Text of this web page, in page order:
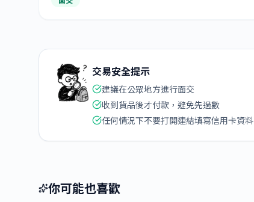
交易安全提示
建議在公眾地方進行面交
收到貨品後才付款，避免先過數
任何情況下不要打開連結填寫信用卡資料
你可能也喜歡